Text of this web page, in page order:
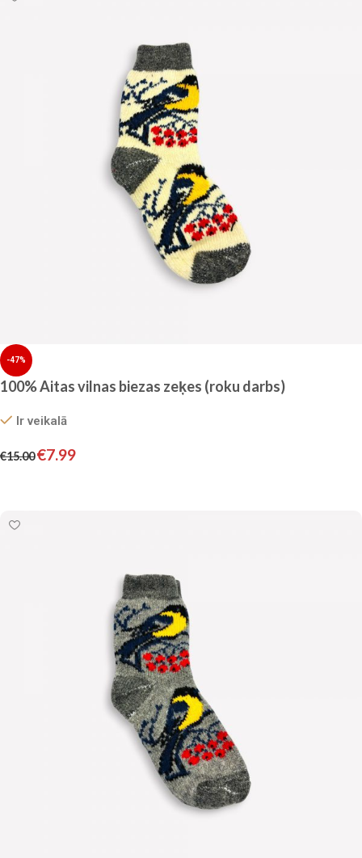
-47%
100% Aitas vilnas biezas zeķes (roku darbs)
Ir veikalā
€15.00€7.99